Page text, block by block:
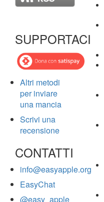
SUPPORTACI
Altri metodi
per inviare
una mancia
Scrivi una
recensione
CONTATTI
info@easyapple.org
EasyChat
@easy_apple